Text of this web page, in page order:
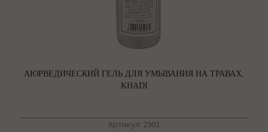
АЮРВЕДИЧЕСКИЙ ГЕЛЬ ДЛЯ УМЫВАНИЯ НА ТРАВАХ,
KHADI
Артикул: 2902